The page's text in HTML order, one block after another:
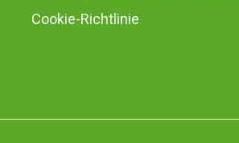
Cookie-Richtlinie